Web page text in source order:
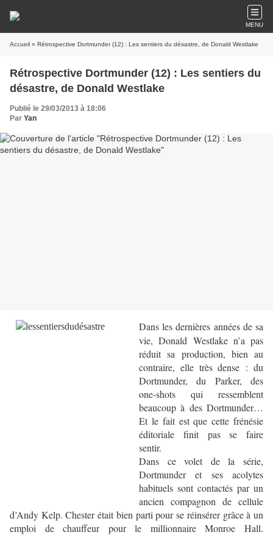
MENU
Accueil » Rétrospective Dortmunder (12) : Les sentiers du désastre, de Donald Westlake
Rétrospective Dortmunder (12) : Les sentiers du
désastre, de Donald Westlake
Publié le 29/03/2013 à 18:06
Par Yan
Dans les dernières années de sa
vie, Donald Westlake n’a pas
réduit sa production, bien au
contraire, elle très dense : du
Dortmunder, du Parker, des
one-shots qui ressemblent
beaucoup à des Dortmunder…
Et le fait est que cette frénésie
éditoriale finit pas se faire
sentir.
Dans ce volet de la série,
Dortmunder et ses acolytes
habituels sont contactés par un
ancien compagnon de cellule
d’Andy Kelp. Chester était bien parti pour se réinsérer grâce à un
emploi de chauffeur pour le millionnaire Monroe Hall.